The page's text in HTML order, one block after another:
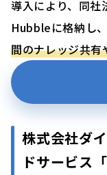
導入により、同社
Hubbleに格納し
間のナレッジ共
株式会社ダ
ドサービス